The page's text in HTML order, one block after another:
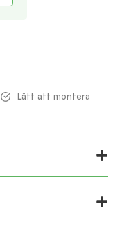
Lätt att montera